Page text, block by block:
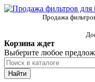
Продажа
Корзина ждет
Выберите любое
Найти